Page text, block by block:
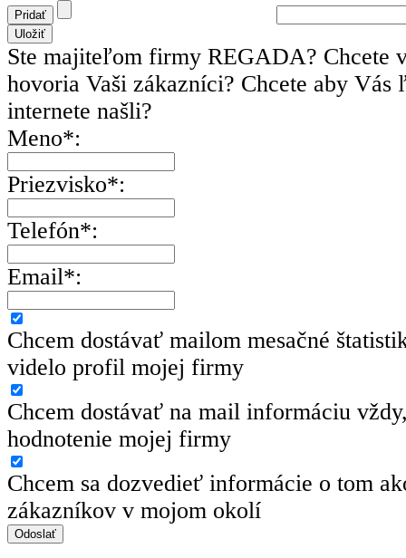
Ste majiteľom firmy REGADA? Chcete
hovoria Vaši zákazníci? Chcete aby Vás
internete našli?
Meno*:
Priezvisko*:
Telefón*:
Email*:
Chcem dostávať mailom mesačné
videlo profil mojej firmy
Chcem dostávať na mail informáciu
hodnotenie mojej firmy
Chcem sa dozvedieť informácie o tom
zákazníkov v mojom okolí